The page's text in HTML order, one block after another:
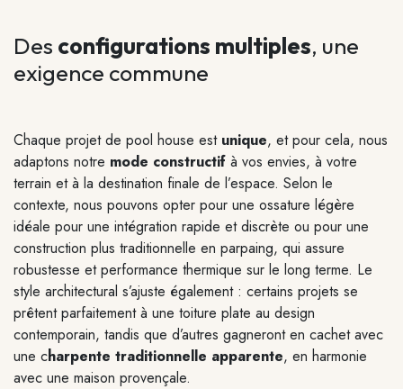
Des configurations multiples, une
exigence commune
Chaque projet de pool house est unique, et pour cela, nous
adaptons notre mode constructif à vos envies, à votre
terrain et à la destination finale de l’espace. Selon le
contexte, nous pouvons opter pour une ossature légère
idéale pour une intégration rapide et discrète ou pour une
construction plus traditionnelle en parpaing, qui assure
robustesse et performance thermique sur le long terme. Le
style architectural s’ajuste également : certains projets se
prêtent parfaitement à une toiture plate au design
contemporain, tandis que d’autres gagneront en cachet avec
une charpente traditionnelle apparente, en harmonie
avec une maison provençale.